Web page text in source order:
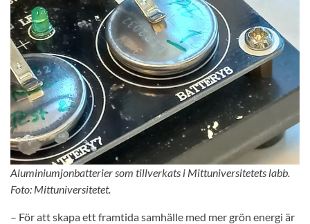
Aluminiumjonbatterier som tillverkats i Mittuniversitetets labb.
Foto: Mittuniversitetet.
– För att skapa ett framtida samhälle med mer grön energi är